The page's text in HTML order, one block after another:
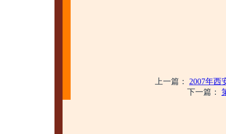
上一篇：
2007年西
下一篇：